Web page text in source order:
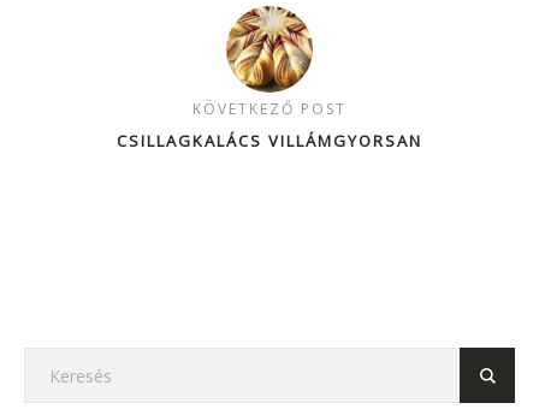
KÖVETKEZŐ POST
CSILLAGKALÁCS VILLÁMGYORSAN